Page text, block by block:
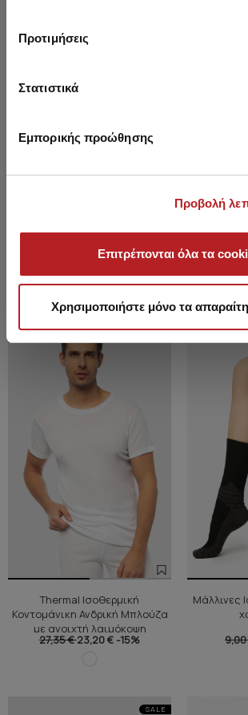
Προτιμήσεις
Στατιστικά
Εμπορικής προώθησης
Προβολή
Επιτρέπονται όλα τα
Χρησιμοποιήστε μόνο τα
Μακρυμάνικη Ανδρική Μπλούζα
με Ανοιχτή λαιμόκοψη
28,15 €-15%
με
SALE
Thermal Ισοθερμική
Κοντομάνικη Ανδρική Μπλούζα
με ανοιχτή λαιμόκοψη
27,35 €23,20 € -15%
Μάλλινες
SALE